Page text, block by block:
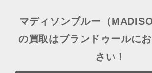
マディソンブルー（
の買取はブランドゥールに
さい！